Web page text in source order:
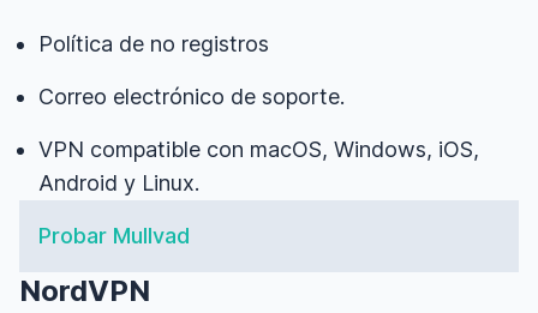
Política de no registros
Correo electrónico de soporte.
VPN compatible con macOS, Windows, iOS,
Android y Linux.
Probar Mullvad
NordVPN